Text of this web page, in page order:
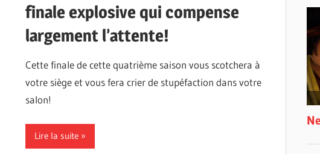
finale explosive qui compense
largement l’attente!
Cette finale de cette quatrième saison vous scotchera à
votre siège et vous fera crier de stupéfaction dans votre
salon!
Lire la suite